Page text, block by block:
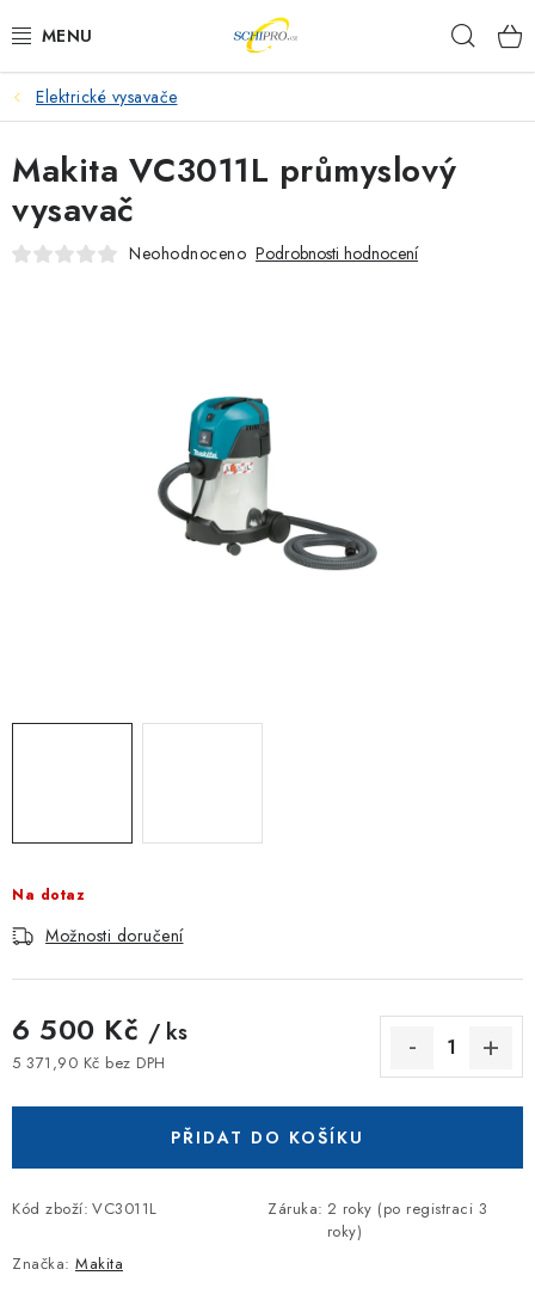
na
AKU NÁŘADÍ
ELEKTRICKÉ NÁŘADÍ
PŘÍSLUŠENSTVÍ
ZAHRADNÍ TECHNIKA
PRACOVNÍ STOLY
ZNAČKOVACÍ SPREJE
Elektrické vysavače
Na dotaz
Možnosti doručení
6 500 Kč / ks
5 371,90 Kč bez DPH
PŘIDAT DO KOŠÍKU
Kód zboží: VC3011L Záruka: 2 roky (po registraci 3
roky)
Značka: Makita
Makita VC3011L průmyslový
vysavač
Neohodnoceno Podrobnosti hodnocení